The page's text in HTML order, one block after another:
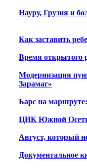
Науру, Грузия и
Как заставить
Время открытого
Модернизация
Зарамаг»
Барс на
ЦИК Южной
Август, который
Документальное